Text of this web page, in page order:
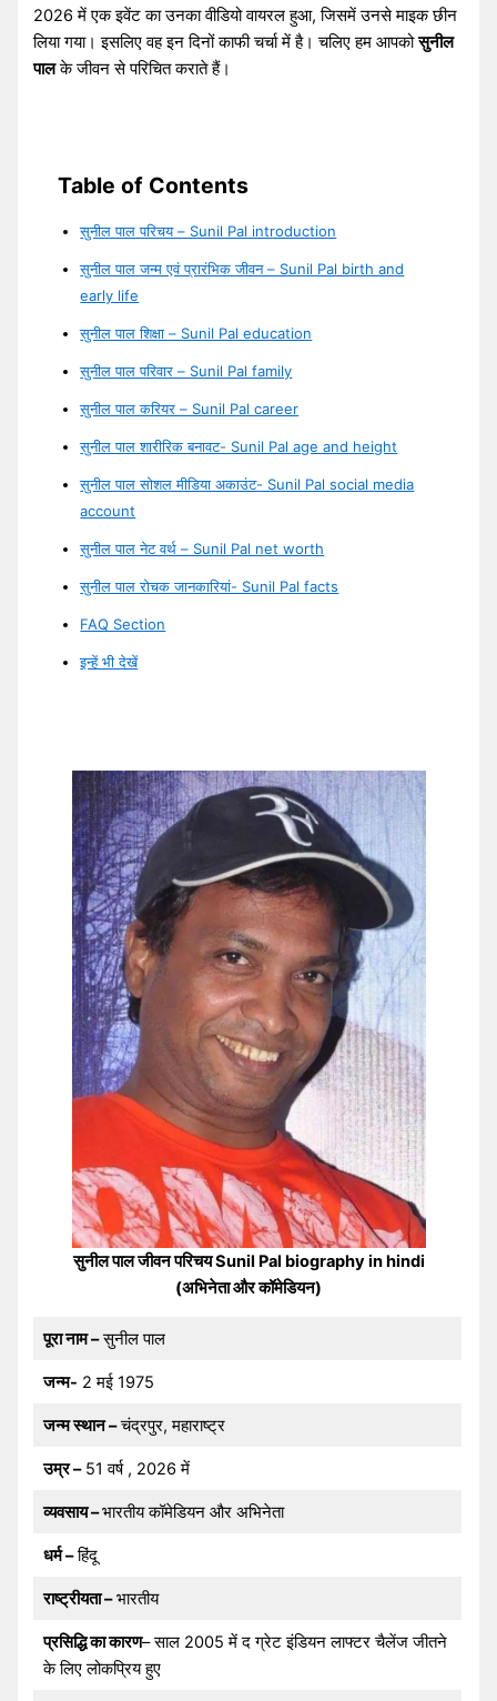
2026 में एक इवेंट का उनका वीडियो वायरल हुआ, जिसमें उनसे माइक छीन
लिया गया। इसलिए वह इन दिनों काफी चर्चा में है। चलिए हम आपकोसुनील
पालके जीवन से परिचित कराते हैं।
Table of Contents
सुनील पाल परिचय – Sunil Pal introduction
सुनील पाल जन्म एवं प्रारंभिक जीवन – Sunil Pal birth and
early life
सुनील पाल शिक्षा – Sunil Pal education
सुनील पाल परिवार – Sunil Pal family
सुनील पाल करियर – Sunil Pal career
सुनील पाल शारीरिक बनावट- Sunil Pal age and height
सुनील पाल सोशल मीडिया अकाउंट- Sunil Pal social media
account
सुनील पाल नेट वर्थ – Sunil Pal net worth
सुनील पाल रोचक जानकारियां- Sunil Pal facts
FAQ Section
इन्हें भी देखें
सुनील पाल जीवन परिचय Sunil Pal biography in hindi
(अभिनेता और कॉमेडियन)
पूरा नाम –सुनील पाल
जन्म- 2 मई 1975
जन्म स्थान –चंद्रपुर, महाराष्ट्र
उम्र –51 वर्ष , 2026 में
व्यवसाय –भारतीय कॉमेडियन और अभिनेता
धर्म –हिंदू
राष्ट्रीयता –भारतीय
प्रसिद्धि का कारण– साल 2005 में द ग्रेट इंडियन लाफ्टर चैलेंज जीतने
के लिए लोकप्रिय हुए